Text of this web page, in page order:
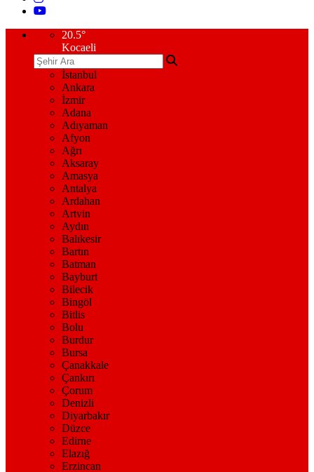
20.5°
Kocaeli
İstanbul
Ankara
İzmir
Adana
Adıyaman
Afyon
Ağrı
Aksaray
Amasya
Antalya
Ardahan
Artvin
Aydın
Balıkesir
Bartın
Batman
Bayburt
Bilecik
Bingöl
Bitlis
Bolu
Burdur
Bursa
Çanakkale
Çankırı
Çorum
Denizli
Diyarbakır
Düzce
Edirne
Elazığ
Erzincan